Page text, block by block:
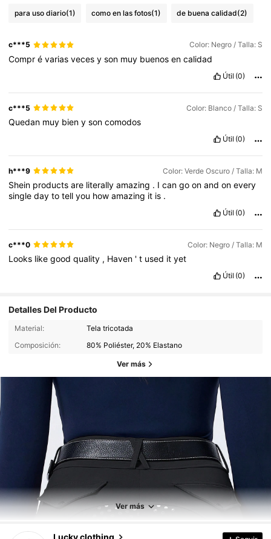
para uso diario(1) como en las fotos(1) de buena calidad(2)
c***5 Color: Negro / Talla: S
Comprévariasvecesyson muy buenosencalidad
Útil (0)
c***5 Color: Blanco / Talla: S
Quedan muy bienysoncomodos
Útil (0)
h***9 Color: Verde Oscuro / Talla: M
Shein productsare literallyamazing . Icangoonandonevery
singledaytotellyou howamazing it is .
Útil (0)
c***0 Color: Negro / Talla: M
Looks likegoodquality , Haven 't used ityet
Útil (0)
Detalles Del Producto
Material:
Tela tricotada
Composición:
80% Poliéster, 20% Elastano
Ver más
Ver más
Lucky clothing
4,91 3.1K Seguidores
4,91 3.1K Seguidores